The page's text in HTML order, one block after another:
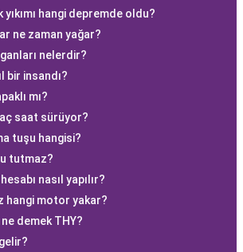
yıkımı hangi depremde oldu?
ne zaman yağar?
nelerdir?
bir insandı?
mı?
saat sürüyor?
tuşu hangisi?
tutmaz?
nasıl yapılır?
hangi motor yakar?
demek THY?